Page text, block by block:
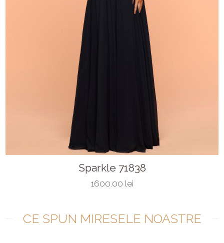
Sparkle 71838
1600.00 lei
CE SPUN MIRESELE NOASTRE